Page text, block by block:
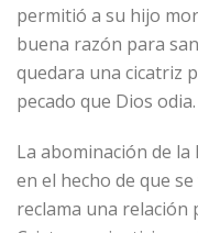
permitió a su hijo
buena razón para
quedara una cicatriz
pecado que Dios odia.
La abominación de
en el hecho de que
reclama una relación